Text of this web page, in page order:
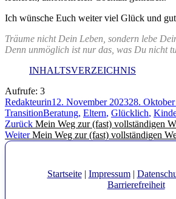
Ich wünsche Euch weiter viel Glück und
Träume nicht Dein Leben, sondern lebe
Denn unmöglich ist nur das, was Du nicht
INHALTSVERZEICHNIS
Aufrufe: 3
Autor
RedakteurinVeröffentlicht
am
12. November 202328.
TransitionSchlagwörter
Beratung, Eltern, Glücklich,
Beitragsnavigation
Zurück Vorheriger
Beitrag:
Mein Weg zur (fast) vollständigen
Weiter Nächster
Mein Weg zur (fast) vollständigen
Startseite| Impressum|
Barrierefreiheit